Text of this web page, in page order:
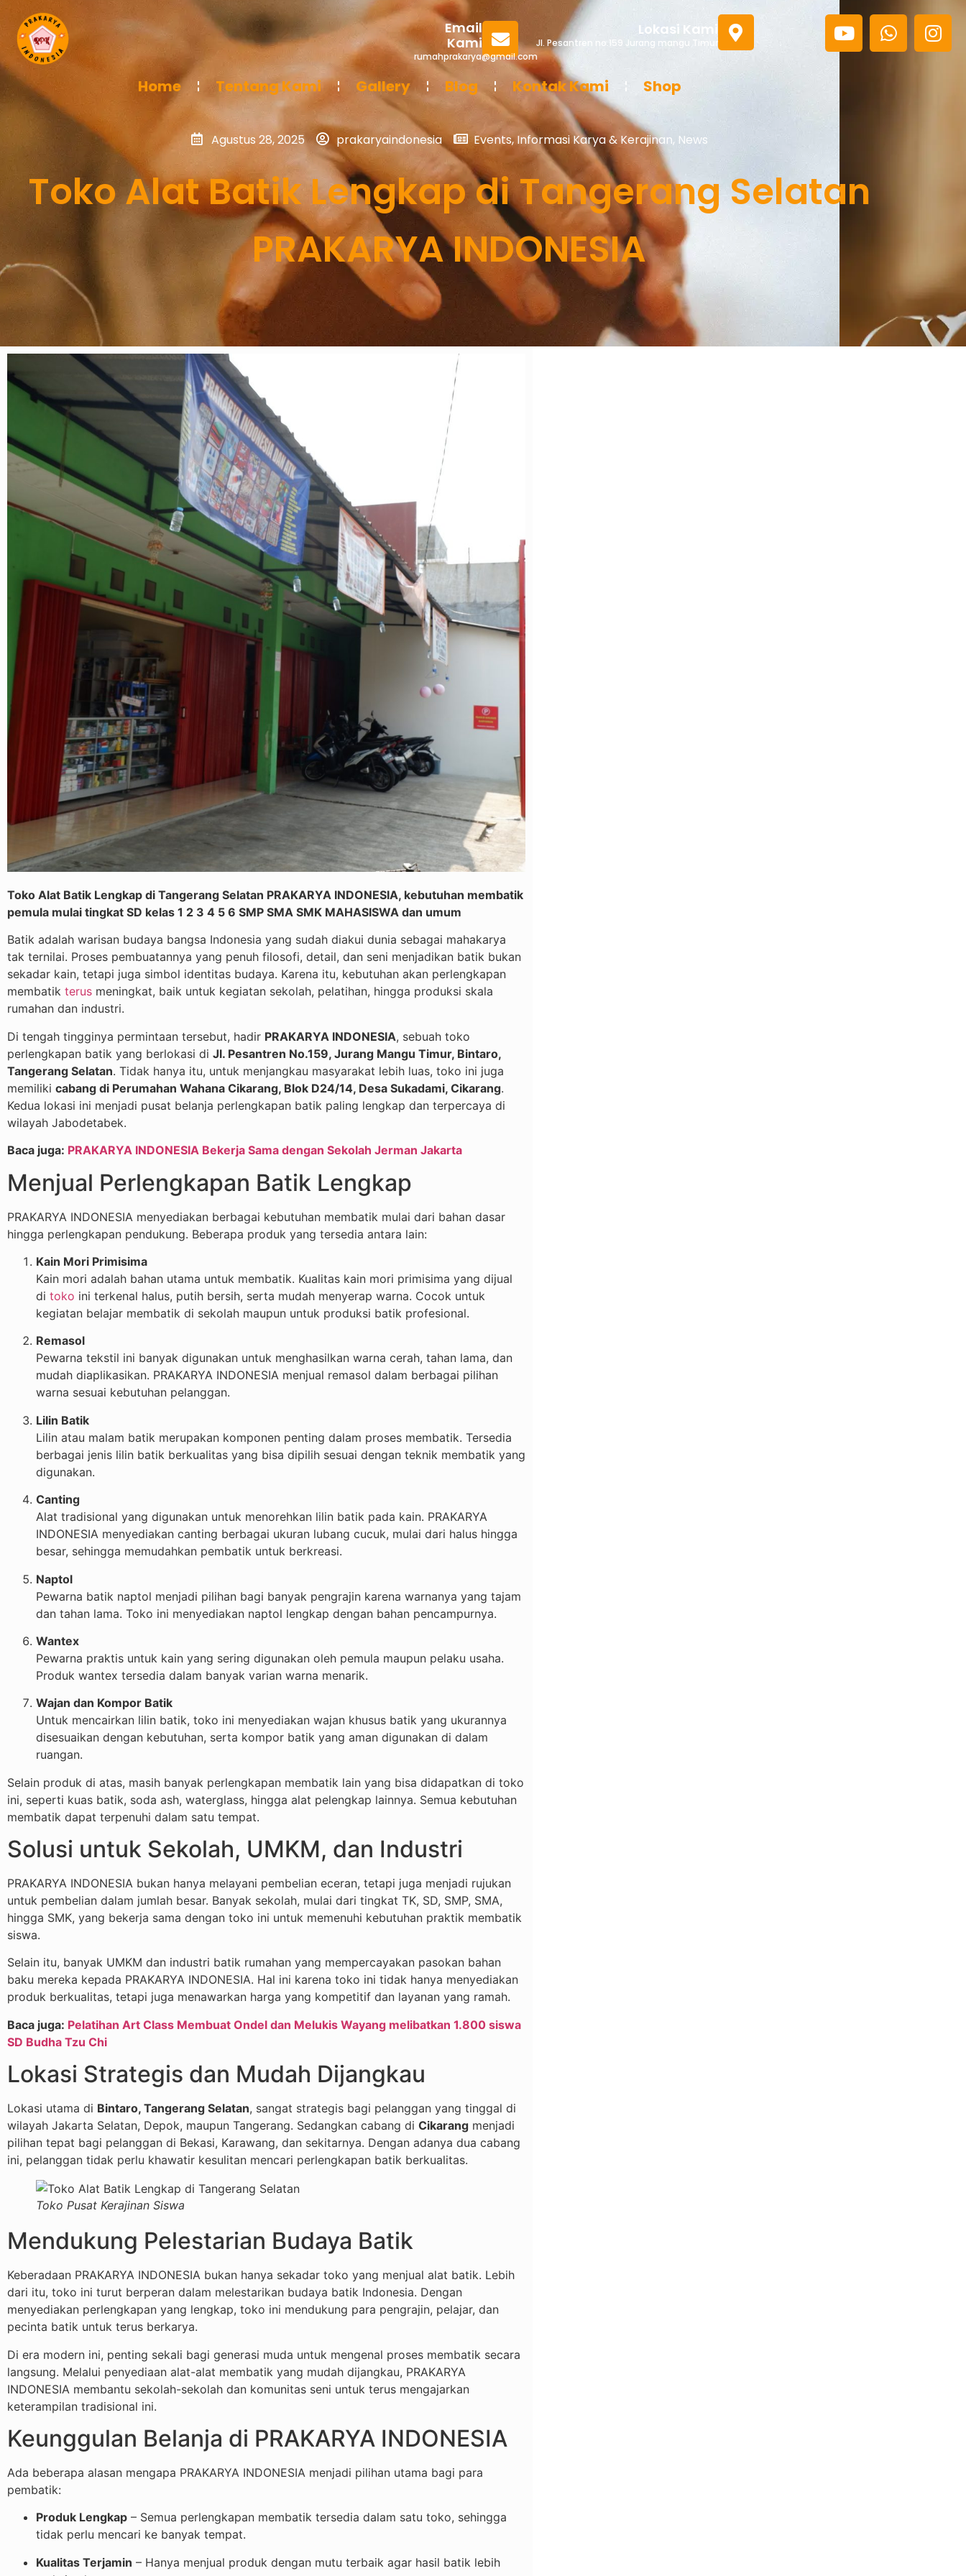
Email
Kami
rumahprakarya@gmail.com
Lokasi Kami
Jl. Pesantren no.159 Jurang mangu Timur
Home Tentang Kami Gallery Blog Kontak Kami Shop
Agustus 28, 2025 prakaryaindonesia Events,Informasi Karya & Kerajinan, News
Toko Alat Batik Lengkap di Tangerang Selatan
PRAKARYA INDONESIA
Toko Alat Batik Lengkap di Tangerang Selatan PRAKARYA INDONESIA, kebutuhan membatik
pemula mulai tingkat SD kelas 1 2 3 4 5 6 SMP SMA SMK MAHASISWA dan umum
Batik adalah warisan budaya bangsa Indonesia yang sudah diakui dunia sebagai mahakarya
tak ternilai. Proses pembuatannya yang penuh filosofi, detail, dan seni menjadikan batik bukan
sekadar kain, tetapi juga simbol identitas budaya. Karena itu, kebutuhan akan perlengkapan
membatik terus meningkat, baik untuk kegiatan sekolah, pelatihan, hingga produksi skala
rumahan dan industri.
Di tengah tingginya permintaan tersebut, hadir PRAKARYA INDONESIA, sebuah toko
perlengkapan batik yang berlokasi di Jl. Pesantren No.159, Jurang Mangu Timur, Bintaro,
Tangerang Selatan. Tidak hanya itu, untuk menjangkau masyarakat lebih luas, toko ini juga
memiliki cabang di Perumahan Wahana Cikarang, Blok D24/14, Desa Sukadami, Cikarang.
Kedua lokasi ini menjadi pusat belanja perlengkapan batik paling lengkap dan terpercaya di
wilayah Jabodetabek.
Baca juga: PRAKARYA INDONESIA Bekerja Sama dengan Sekolah Jerman Jakarta
Menjual Perlengkapan Batik Lengkap
PRAKARYA INDONESIA menyediakan berbagai kebutuhan membatik mulai dari bahan dasar
hingga perlengkapan pendukung. Beberapa produk yang tersedia antara lain:
Kain Mori Primisima
Kain mori adalah bahan utama untuk membatik. Kualitas kain mori primisima yang dijual
di toko ini terkenal halus, putih bersih, serta mudah menyerap warna. Cocok untuk
kegiatan belajar membatik di sekolah maupun untuk produksi batik profesional.
Remasol
Pewarna tekstil ini banyak digunakan untuk menghasilkan warna cerah, tahan lama, dan
mudah diaplikasikan. PRAKARYA INDONESIA menjual remasol dalam berbagai pilihan
warna sesuai kebutuhan pelanggan.
Lilin Batik
Lilin atau malam batik merupakan komponen penting dalam proses membatik. Tersedia
berbagai jenis lilin batik berkualitas yang bisa dipilih sesuai dengan teknik membatik yang
digunakan.
Canting
Alat tradisional yang digunakan untuk menorehkan lilin batik pada kain. PRAKARYA
INDONESIA menyediakan canting berbagai ukuran lubang cucuk, mulai dari halus hingga
besar, sehingga memudahkan pembatik untuk berkreasi.
Naptol
Pewarna batik naptol menjadi pilihan bagi banyak pengrajin karena warnanya yang tajam
dan tahan lama. Toko ini menyediakan naptol lengkap dengan bahan pencampurnya.
Wantex
Pewarna praktis untuk kain yang sering digunakan oleh pemula maupun pelaku usaha.
Produk wantex tersedia dalam banyak varian warna menarik.
Wajan dan Kompor Batik
Untuk mencairkan lilin batik, toko ini menyediakan wajan khusus batik yang ukurannya
disesuaikan dengan kebutuhan, serta kompor batik yang aman digunakan di dalam
ruangan.
Selain produk di atas, masih banyak perlengkapan membatik lain yang bisa didapatkan di toko
ini, seperti kuas batik, soda ash, waterglass, hingga alat pelengkap lainnya. Semua kebutuhan
membatik dapat terpenuhi dalam satu tempat.
Solusi untuk Sekolah, UMKM, dan Industri
PRAKARYA INDONESIA bukan hanya melayani pembelian eceran, tetapi juga menjadi rujukan
untuk pembelian dalam jumlah besar. Banyak sekolah, mulai dari tingkat TK, SD, SMP, SMA,
hingga SMK, yang bekerja sama dengan toko ini untuk memenuhi kebutuhan praktik membatik
siswa.
Selain itu, banyak UMKM dan industri batik rumahan yang mempercayakan pasokan bahan
baku mereka kepada PRAKARYA INDONESIA. Hal ini karena toko ini tidak hanya menyediakan
produk berkualitas, tetapi juga menawarkan harga yang kompetitif dan layanan yang ramah.
Baca juga: Pelatihan Art Class Membuat Ondel dan Melukis Wayang melibatkan 1.800 siswa
SD Budha Tzu Chi
Lokasi Strategis dan Mudah Dijangkau
Lokasi utama di Bintaro, Tangerang Selatan, sangat strategis bagi pelanggan yang tinggal di
wilayah Jakarta Selatan, Depok, maupun Tangerang. Sedangkan cabang di Cikarang menjadi
pilihan tepat bagi pelanggan di Bekasi, Karawang, dan sekitarnya. Dengan adanya dua cabang
ini, pelanggan tidak perlu khawatir kesulitan mencari perlengkapan batik berkualitas.
Toko Pusat Kerajinan Siswa
Mendukung Pelestarian Budaya Batik
Keberadaan PRAKARYA INDONESIA bukan hanya sekadar toko yang menjual alat batik. Lebih
dari itu, toko ini turut berperan dalam melestarikan budaya batik Indonesia. Dengan
menyediakan perlengkapan yang lengkap, toko ini mendukung para pengrajin, pelajar, dan
pecinta batik untuk terus berkarya.
Di era modern ini, penting sekali bagi generasi muda untuk mengenal proses membatik secara
langsung. Melalui penyediaan alat-alat membatik yang mudah dijangkau, PRAKARYA
INDONESIA membantu sekolah-sekolah dan komunitas seni untuk terus mengajarkan
keterampilan tradisional ini.
Keunggulan Belanja di PRAKARYA INDONESIA
Ada beberapa alasan mengapa PRAKARYA INDONESIA menjadi pilihan utama bagi para
pembatik:
Produk Lengkap – Semua perlengkapan membatik tersedia dalam satu toko, sehingga
tidak perlu mencari ke banyak tempat.
Kualitas Terjamin – Hanya menjual produk dengan mutu terbaik agar hasil batik lebih